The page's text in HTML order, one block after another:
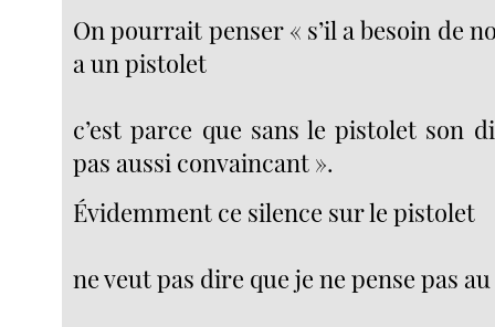
On pourrait penser « s’il a besoin de
a un pistolet
c’est parce que sans le pistolet son
pas aussi convaincant ».
Évidemment ce silence sur le pistolet
ne veut pas dire que je ne pense pas